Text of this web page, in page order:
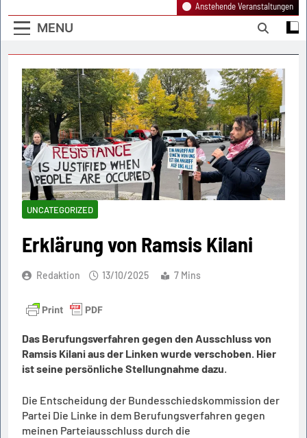
MENU
Anstehende Veranstaltungen
UNCATEGORIZED
Erklärung von Ramsis Kilani
Redaktion 13/10/2025 7 Mins
Das Berufungsverfahren gegen den Ausschluss von
Ramsis Kilani aus der Linken wurde verschoben. Hier
ist seine persönliche Stellungnahme dazu.
Die Entscheidung der Bundesschiedskommission der
Partei Die Linke in dem Berufungsverfahren gegen
meinen Parteiausschluss durch die